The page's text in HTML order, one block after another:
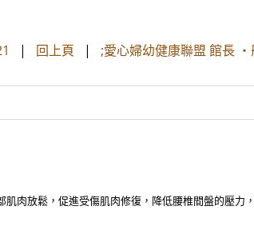
| 回上頁 | ;愛心婦幼健康聯盟 館長
肉放鬆，促進受傷肌肉修復，降低腰椎間盤的壓力